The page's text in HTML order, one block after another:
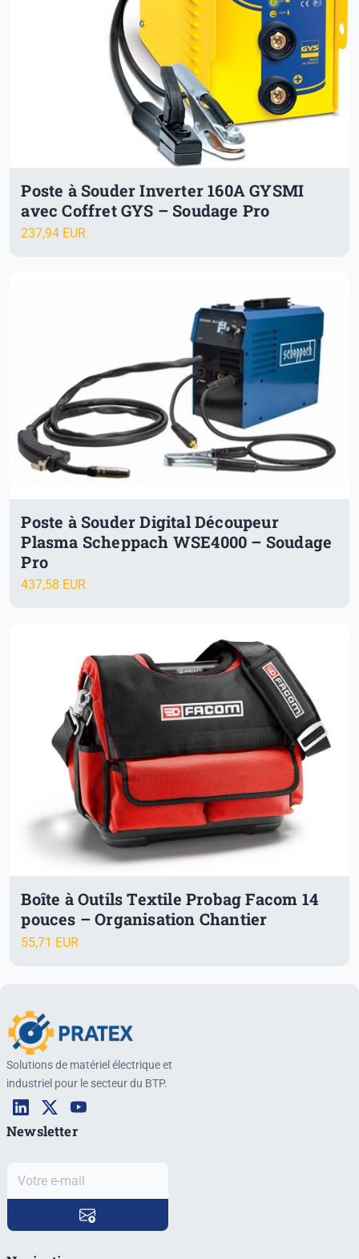
Poste à Souder Inverter 160A GYSMI
avec Coffret GYS – Soudage Pro
237,94 EUR
Poste à Souder Digital Découpeur
Plasma Scheppach WSE4000 – Soudage
Pro
437,58 EUR
Boîte à Outils Textile Probag Facom 14
pouces – Organisation Chantier
55,71 EUR
Solutions de matériel électrique et
industriel pour le secteur du BTP.
Newsletter